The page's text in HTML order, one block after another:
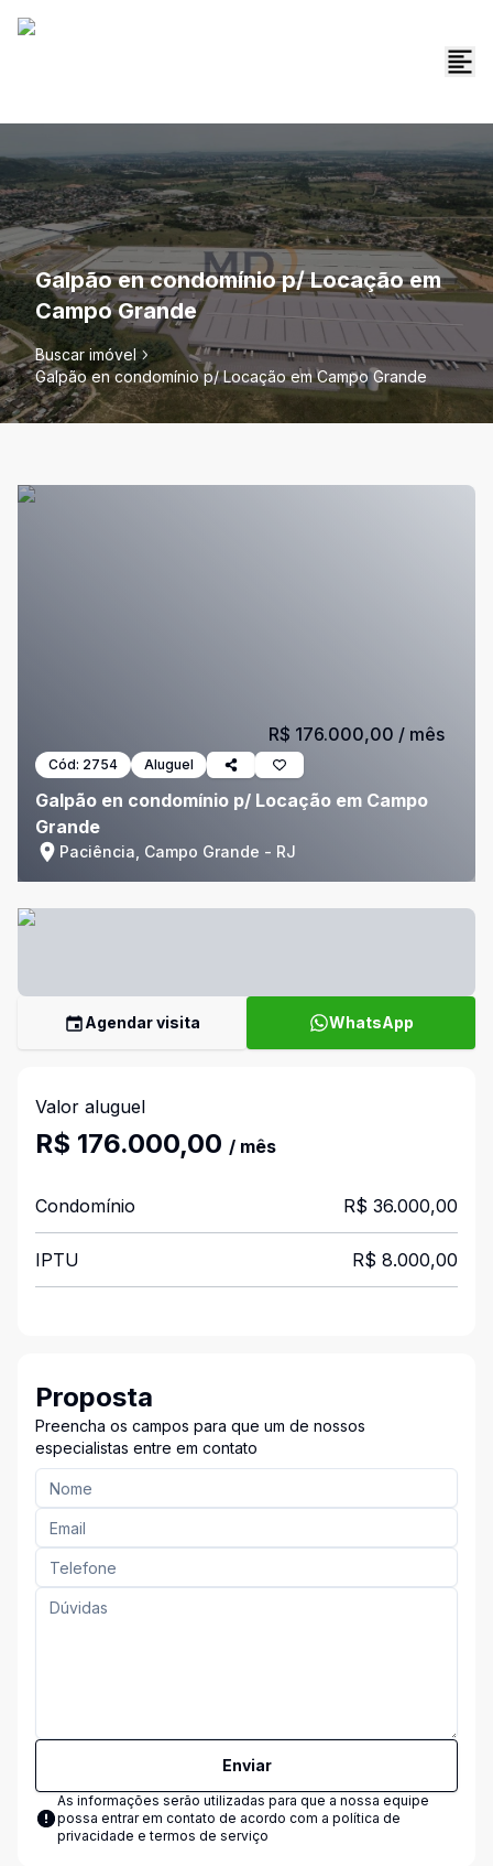
Galpão en condomínio p/ Locação em
Campo Grande
Buscar imóvel
Galpão en condomínio p/ Locação em Campo Grande
Cód: 2754 Aluguel
Galpão en condomínio p/ Locação em Campo
Grande
Paciência, Campo Grande - RJ
R$ 176.000,00 / mês
Agendar visita WhatsApp
Valor aluguel
R$ 176.000,00 / mês
Condomínio R$ 36.000,00
IPTU R$ 8.000,00
Proposta
Preencha os campos para que um de nossos
especialistas entre em contato
Enviar
As informações serão utilizadas para que a nossa equipe
possa entrar em contato de acordo com a política de
privacidade e termos de serviço